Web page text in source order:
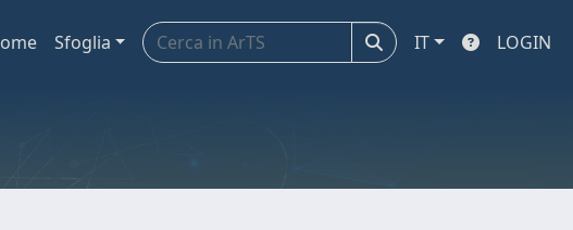
Sfoglia IT LOGIN